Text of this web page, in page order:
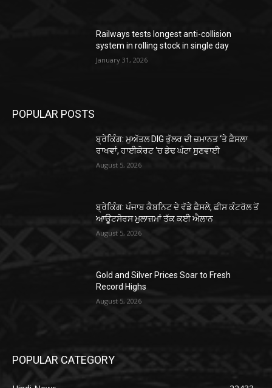
Railways tests longest anti-collision
system in rolling stock in single day
January 31, 2026
POPULAR POSTS
ਬ੍ਰੇਕਿੰਗ: ਮੁਅੱਤਲ DIG ਭੁੱਲਰ ਦੀ ਜ਼ਮਾਨਤ ‘ਤੇ ਫ਼ੈਸਲਾ
ਰਾਖਵਾਂ, ਹਾਈਕੋਰਟ ‘ਚ ਡੇਢ ਘੰਟਾ ਸੁਣਵਾਈ
August 5, 2026
ਬ੍ਰੇਕਿੰਗ: ਪੰਜਾਬ ਕੈਬਨਿਟ ਦੇ ਵੱਡੇ ਫ਼ੈਸਲੇ, ਫ਼ੀਸ ਕੰਟਰੋਲ ਤੋਂ
ਆਊਟਸੋਰਸ ਮੁਲਾਜ਼ਮਾਂ ਤੱਕ ਕਈ ਐਲਾਨ
August 5, 2026
Gold and Silver Prices Soar to Fresh
Record Highs
August 5, 2026
POPULAR CATEGORY